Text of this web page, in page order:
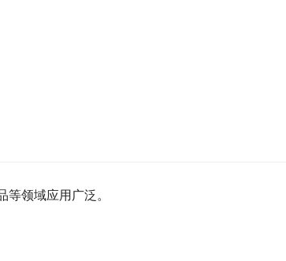
领域应用广泛。